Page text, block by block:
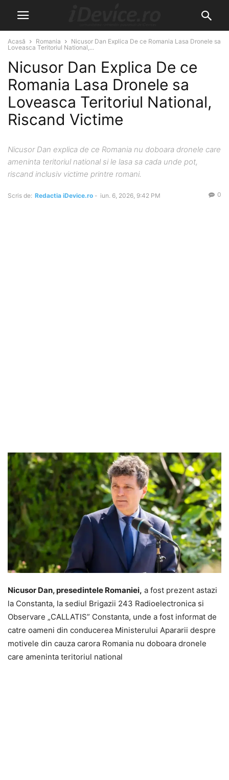
Acasă Romania
Nicusor Dan Explica De ce Romania Lasa Dronele sa
Loveasca Teritoriul National,...
Nicusor Dan Explica De ce
Romania Lasa Dronele sa
Loveasca Teritoriul National,
Riscand Victime
Nicusor Dan explica de ce Romania nu doboara dronele care
ameninta teritoriul national si le lasa sa cada unde pot,
riscand inclusiv victime printre romani.
Scris de: Redactia iDevice.ro - iun. 6, 2026, 9:42 PM 0
Nicusor Dan, presedintele Romaniei, a fost prezent astazi
la Constanta, la sediul Brigazii 243 Radioelectronica si
Observare „CALLATIS” Constanta, unde a fost informat de
catre oameni din conducerea Ministerului Apararii despre
motivele din cauza carora Romania nu doboara dronele
care ameninta teritoriul national